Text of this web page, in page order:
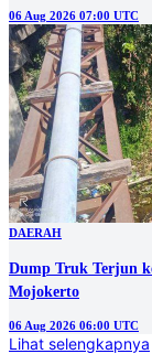
06 Aug 2026 07:00 UTC
DAERAH
Dump Truk Terjun
Mojokerto
06 Aug 2026 06:00 UTC
Lihat selengkapnya